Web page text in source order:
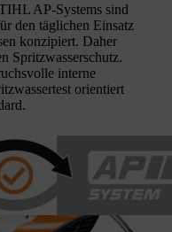
AP-Systems sind
den täglichen Einsatz
konzipiert. Daher
Spritzwasserschutz.
interne
orientiert